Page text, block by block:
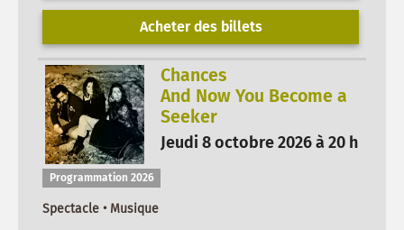
Acheter des billets
Chances
And Now You Become a
Seeker
Jeudi 8 octobre 2026 à 20 h
Programmation 2026
Spectacle • Musique